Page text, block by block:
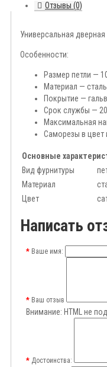
Отзывы (0)
Универсальная
Особенности:
Размер петли —
Материал —
Покрытие —
Срок службы —
Максимальная
Саморезы в цвет
Основные
Вид фурнитуры
Материал
Цвет
Написать
Ваше имя:
Ваш отзыв
Внимание: HTML не
Достоинства: